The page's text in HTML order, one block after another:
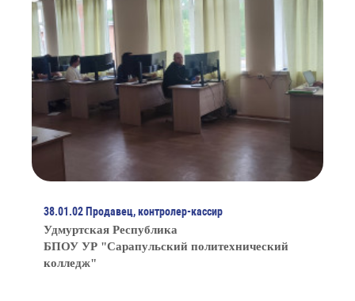
38.01.02 Продавец, контролер-кассир
Удмуртская Республика
БПОУ УР "Сарапульский политехнический
колледж"